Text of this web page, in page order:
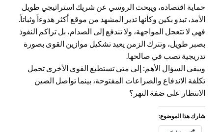
حماية اقتصاده، ويبحث الروسي عن شريك استراتيجي طويل
الأمد، تبدو بكين وكأنها تدير المشهد من موقع أكثر هدوءاً وثباتاً.
فهي لا تتعجل المواجهة، ولا تندفع إلى الصدام، بل تراكم النفوذ
بصبر طويل، وتترك الزمن يعيد تشكيل موازين القوى بصورة
تدريجية تصب في صالحها.
ويبقى السؤال الأهم: إلى متى تستطيع القوى الأخرى تحمل
تكلفة الاندفاع والصراعات المفتوحة، بينما تواصل الصين
الانتظار على ضفة النهر؟
شارك هذا الموضوع: